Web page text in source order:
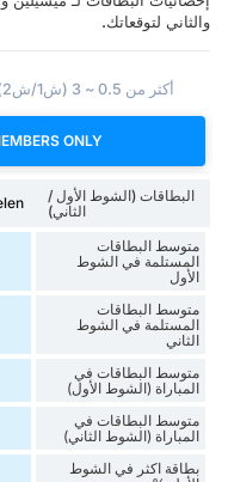
والثاني لتوقعاتك.
أكثر من 0.5 ~ 3 (ش1/ش2)
ONLY
البطاقات (الشوط الأول /
الثاني)
متوسط البطاقات
المستلمة في الشوط
الأول
متوسط البطاقات
المستلمة في الشوط
الثاني
متوسط البطاقات في
المباراة (الشوط الأول)
متوسط البطاقات في
المباراة (الشوط الثاني)
‏بطاقة اكثر في الشوط